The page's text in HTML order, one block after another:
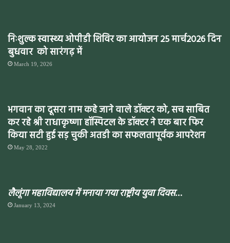
निःशुल्क स्वास्थ्य ओपीडी शिविर का आयोजन 25 मार्च2026 दिन
बुधवार को सारंगढ़ में
March 19, 2026
भगवान का दूसरा नाम कहे जाने वाले डॉक्टर को, सच साबित
कर रहे श्री राधाकृष्णा हॉस्पिटल के डॉक्टर ने एक बार फिर
किया सटी हुई सड़ चुकी अतडी का सफलतापूर्वक आपरेशन
May 28, 2022
लैलूंगा महाविद्यालय में मनाया गया राष्ट्रीय युवा दिवस…
January 13, 2024